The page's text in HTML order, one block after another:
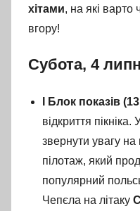
хітами, на які варто
вгору!
Субота, 4
I Блок показів
відкриття
звернути увагу
пілотаж, який
популярний
Чепєла на літаку